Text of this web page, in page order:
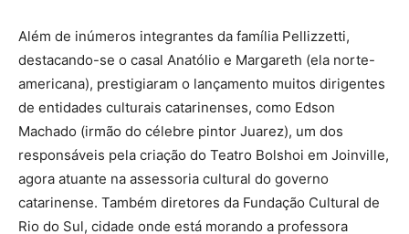
Além de inúmeros integrantes da família Pellizzetti,
destacando-se o casal Anatólio e Margareth (ela norte-
americana), prestigiaram o lançamento muitos dirigentes
de entidades culturais catarinenses, como Edson
Machado (irmão do célebre pintor Juarez), um dos
responsáveis pela criação do Teatro Bolshoi em Joinville,
agora atuante na assessoria cultural do governo
catarinense. Também diretores da Fundação Cultural de
Rio do Sul, cidade onde está morando a professora